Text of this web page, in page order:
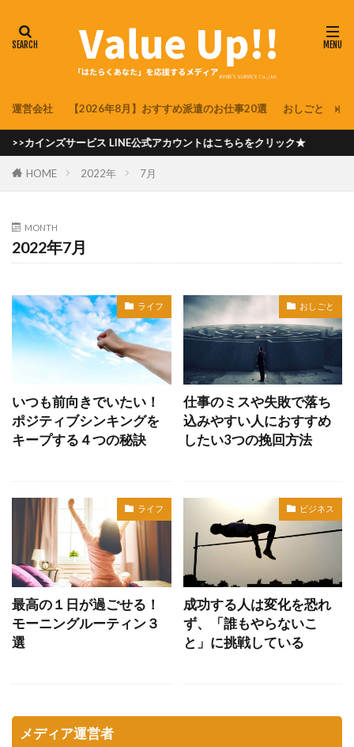
運営会社 【2026年8月】おすすめ派遣のお仕事20選 おしごと
インズサービス LINE公式アカウントはこちらをクリック★
HOME 2022年 7月
MONTH
2022年7月
ライフ
いつも前向きでいたい！
ポジティブシンキングを
キープする４つの秘訣
おしごと
​​仕事のミスや失敗で落ち
込みやすい人におすすめ
したい3つの挽回方法
ライフ
最高の１日が過ごせる！
モーニングルーティン３
選
ビジネス
成功する人は変化を恐れ
ず、「誰もやらないこ
と」に挑戦している
メディア運営者